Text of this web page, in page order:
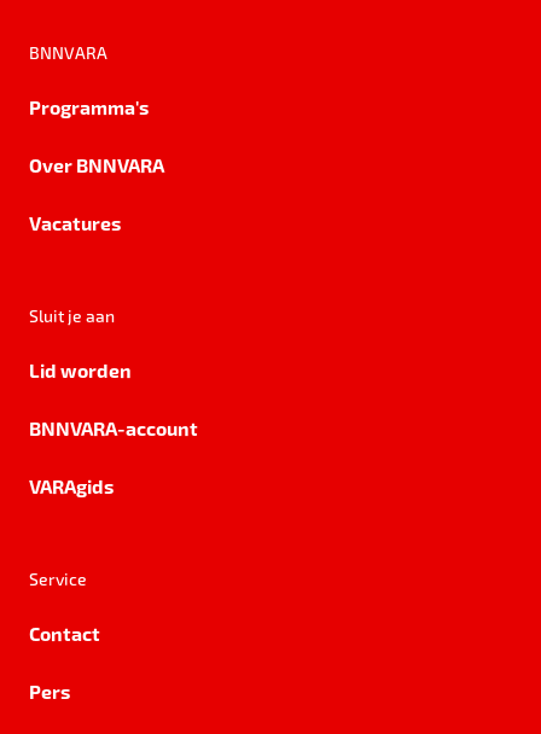
BNNVARA
Programma's
Over BNNVARA
Vacatures
Sluit je aan
Lid worden
BNNVARA-account
VARAgids
Service
Contact
Pers